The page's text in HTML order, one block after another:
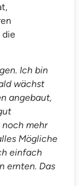
die
Ich bin
wächst
angebaut,
mehr
Mögliche
einfach
ernten. Das